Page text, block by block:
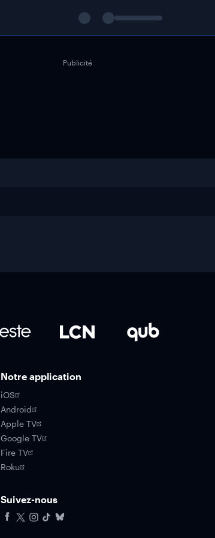
Publicité
Notre application
iOS
Android
Apple TV
Google TV
Fire TV
Roku
Suivez-nous